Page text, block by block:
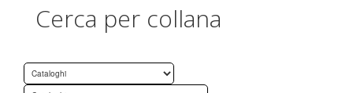
Cerca per collana